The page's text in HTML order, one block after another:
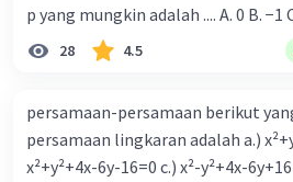
p yang mungkin adalah .... A. 0 B. −1
28 4.5
persamaan-persamaan berikut
persamaan lingkaran adalah a.) x²+y²+4x-6y-12=0 b.)
x²+y²+4x-6y-16=0 c.) x²-y²+4x-